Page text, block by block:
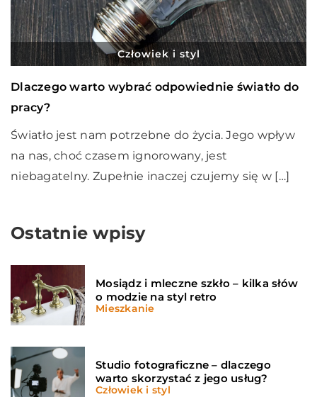
Człowiek i styl
Dlaczego warto wybrać odpowiednie światło do
pracy?
Światło jest nam potrzebne do życia. Jego wpływ
na nas, choć czasem ignorowany, jest
niebagatelny. Zupełnie inaczej czujemy się w […]
Ostatnie wpisy
Mosiądz i mleczne szkło – kilka słów
o modzie na styl retro
Mieszkanie
Studio fotograficzne – dlaczego
warto skorzystać z jego usług?
Człowiek i styl